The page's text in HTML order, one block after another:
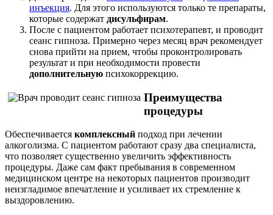
инъекция. Для этого используются только те препараты,
которые содержат дисульфирам.
После с пациентом работает психотерапевт, и проводит
сеанс гипноза. Примерно через месяц врач рекомендует
снова прийти на прием, чтобы проконтролировать
результат и при необходимости провести
дополнительную психокоррекцию.
Преимущества
процедуры
Обеспечивается комплексный подход при лечении
алкоголизма. С пациентом работают сразу два специалиста,
что позволяет существенно увеличить эффективность
процедуры. Даже сам факт пребывания в современном
медицинском центре на некоторых пациентов производит
неизгладимое впечатление и усиливает их стремление к
выздоровлению.